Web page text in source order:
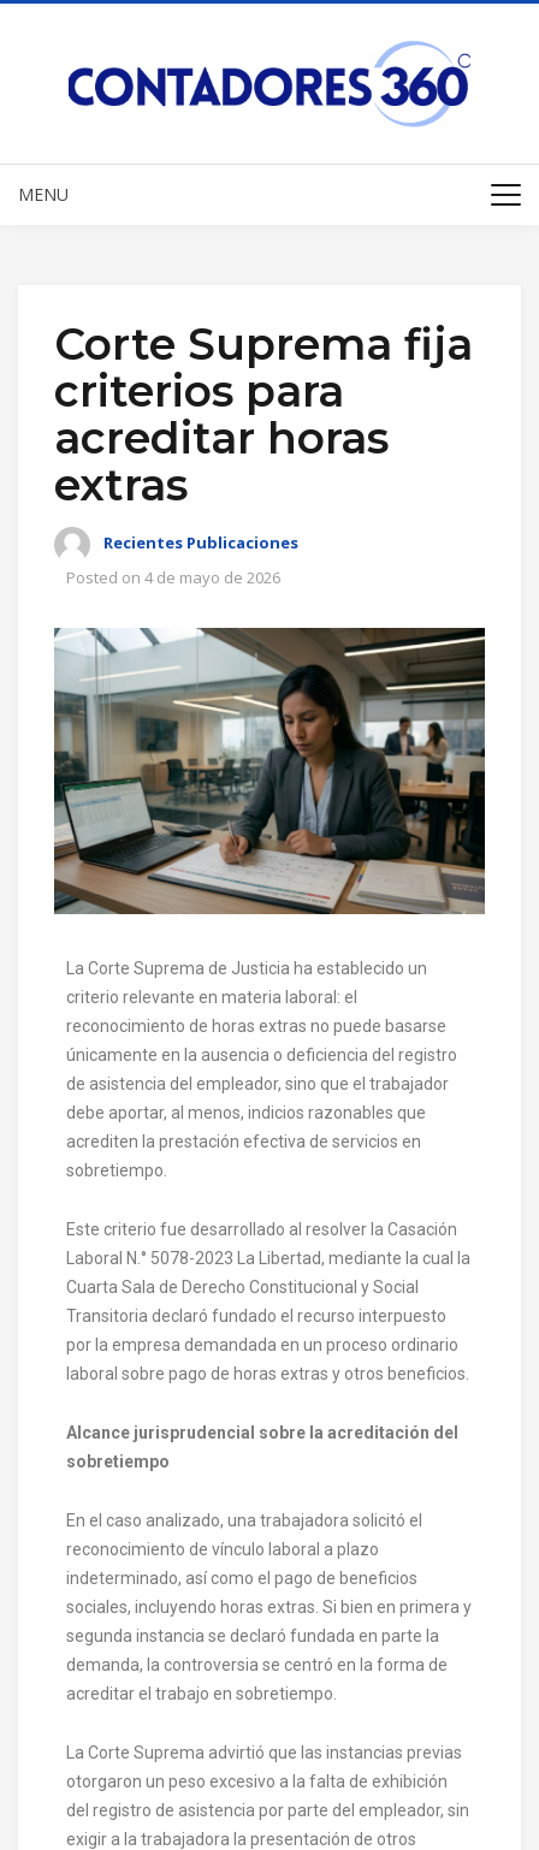
MENU
Corte Suprema fija
criterios para
acreditar horas
extras
Recientes Publicaciones
Posted on 4 de mayo de 2026
La Corte Suprema de Justicia ha establecido un
criterio relevante en materia laboral: el
reconocimiento de horas extras no puede basarse
únicamente en la ausencia o deficiencia del registro
de asistencia del empleador, sino que el trabajador
debe aportar, al menos, indicios razonables que
acrediten la prestación efectiva de servicios en
sobretiempo.
Este criterio fue desarrollado al resolver la Casación
Laboral N.° 5078-2023 La Libertad, mediante la cual la
Cuarta Sala de Derecho Constitucional y Social
Transitoria declaró fundado el recurso interpuesto
por la empresa demandada en un proceso ordinario
laboral sobre pago de horas extras y otros beneficios.
Alcance jurisprudencial sobre la acreditación del
sobretiempo
En el caso analizado, una trabajadora solicitó el
reconocimiento de vínculo laboral a plazo
indeterminado, así como el pago de beneficios
sociales, incluyendo horas extras. Si bien en primera y
segunda instancia se declaró fundada en parte la
demanda, la controversia se centró en la forma de
acreditar el trabajo en sobretiempo.
La Corte Suprema advirtió que las instancias previas
otorgaron un peso excesivo a la falta de exhibición
del registro de asistencia por parte del empleador, sin
exigir a la trabajadora la presentación de otros